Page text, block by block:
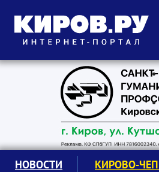
Следите за новостями:
НОВОСТИ КИРОВО-